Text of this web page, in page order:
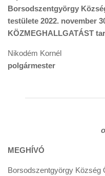
Borsodszentgyörgy
testülete 2022. november
KÖZMEGHALLGATÁST
Nikodém Kornél
polgármester
MEGHÍVÓ
Borsodszentgyörgy Község